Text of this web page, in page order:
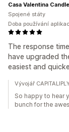
The response
have upgraded
easiest and
Casa Valentina
Spojené státy
Doba používání
Vývojář
So happy to hear
bunch for the